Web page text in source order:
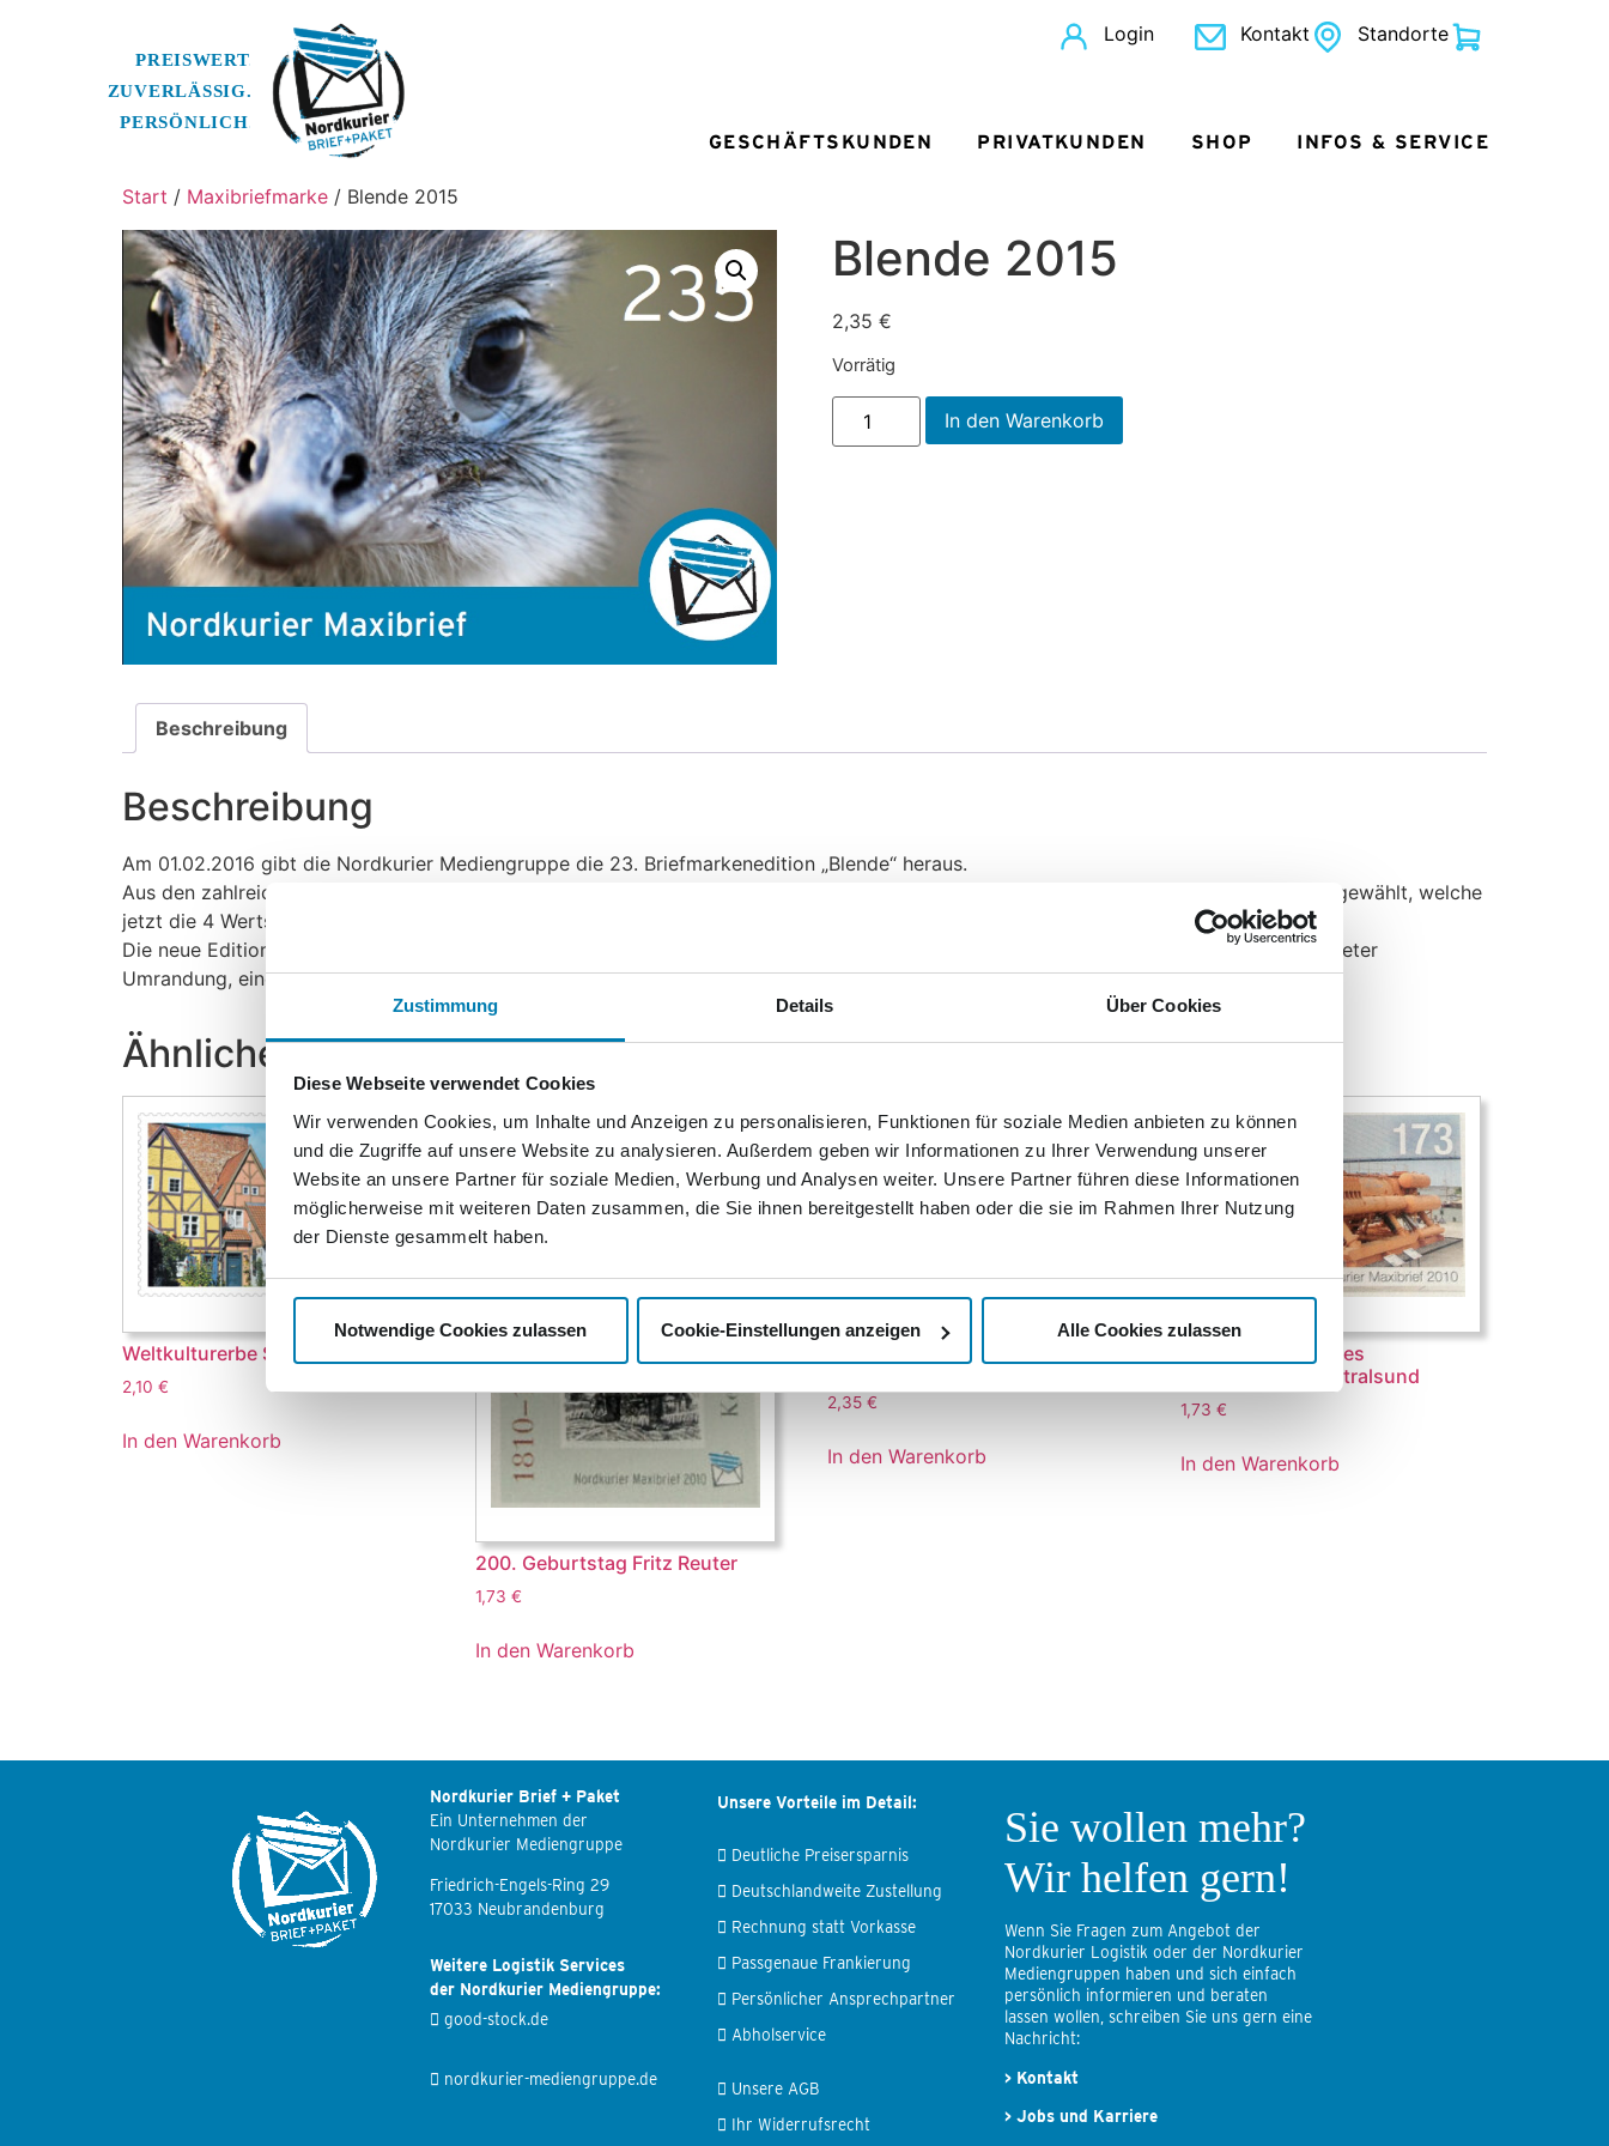
Zustimmung Details Über Cookies
Diese Webseite verwendet Cookies
Wir verwenden Cookies, um Inhalte und Anzeigen zu personalisieren, Funktionen für soziale Medien anbieten zu können
und die Zugriffe auf unsere Website zu analysieren. Außerdem geben wir Informationen zu Ihrer Verwendung unserer
Website an unsere Partner für soziale Medien, Werbung und Analysen weiter. Unsere Partner führen diese Informationen
möglicherweise mit weiteren Daten zusammen, die Sie ihnen bereitgestellt haben oder die sie im Rahmen Ihrer Nutzung
der Dienste gesammelt haben.
Notwendige Cookies zulassen Cookie-Einstellungen anzeigen Alle Cookies zulassen
Login Kontakt Standorte
GESCHÄFTSKUNDEN PRIVATKUNDEN SHOP INFOS & SERVICE
Start / Maxibriefmarke / Blende 2015
Blende 2015
2,35 €
Vorrätig
In den Warenkorb
Beschreibung
Beschreibung
Am 01.02.2016 gibt die Nordkurier Mediengruppe die 23. Briefmarkenedition „Blende“ heraus.
Aus den zahlreichen Teilnehmern am Fotowettbewerb 2015, unter dem Motto „Tierisches – tierisch gut“, wurden die besten Motive ausgewählt, welche
jetzt die 4 Wertstufen schmücken.
Die neue Edition beinhaltet nummerierte 10er-Bögen der vier Formate sowie einen nassklebenden Briefmarkensatz mit passend gestalteter
Umrandung, einen Viererblock und einen Ersttagsbrief. Diese erscheinen in einer limitierten Auflage von je 500 Stück.
Ähnliche Produkte
Weltkulturerbe Stralsund
2,10 €
In den Warenkorb
200. Geburtstag Fritz Reuter
1,73 €
In den Warenkorb
Residenzen in Mecklenburg-
Strelitz
2,35€
In den Warenkorb
60 Jahre Deutsches
Meeresmuseum Stralsund
1,73€
In den Warenkorb
Nordkurier Brief + Paket
Ein Unternehmen der
Nordkurier Mediengruppe
Friedrich-Engels-Ring 29
17033 Neubrandenburg
Weitere Logistik Services
der Nordkurier Mediengruppe:
good-stock.de
nordkurier-mediengruppe.de
Unsere Vorteile im Detail:
Deutliche Preisersparnis
Deutschlandweite Zustellung
Rechnung statt Vorkasse
Passgenaue Frankierung
Persönlicher Ansprechpartner
Abholservice
Unsere AGB
Ihr Widerrufsrecht
Sie wollen mehr?
Wir helfen gern!
Wenn Sie Fragen zum Angebot der
Nordkurier Logistik oder der Nordkurier
Mediengruppen haben und sich einfach
persönlich informieren und beraten
lassen wollen, schreiben Sie uns gern eine
Nachricht:
> Kontakt
> Jobs und Karriere